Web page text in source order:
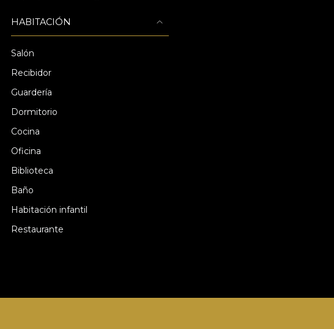
HABITACIÓN
Salón
Recibidor
Guardería
Dormitorio
Cocina
Oficina
Biblioteca
Baño
Habitación infantil
Restaurante